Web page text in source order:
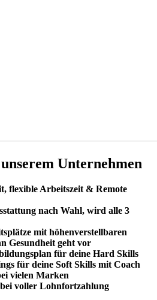
Unternehmen
flexible Arbeitszeit & Remote
nach Wahl, wird alle 3
mit höhenverstellbaren
Gesundheit geht vor
für deine Hard Skills
für deine Soft Skills mit Coach
vielen Marken
voller Lohnfortzahlung